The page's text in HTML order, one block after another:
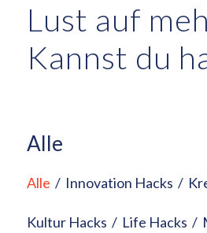
Lust auf
Kannst du
Alle
Alle / Innovation Hacks /
Kultur Hacks / Life Hacks /